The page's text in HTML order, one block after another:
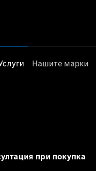
Нашите марки
при покупка